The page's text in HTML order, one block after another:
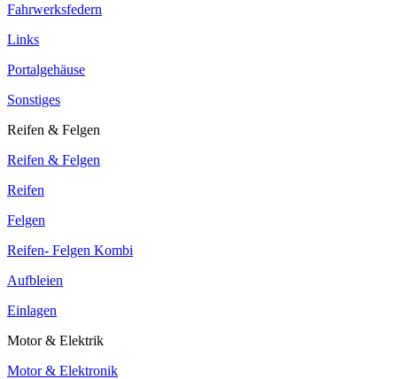
Fahrwerksfedern
Links
Portalgehäuse
Sonstiges
Reifen & Felgen
Reifen & Felgen
Reifen
Felgen
Reifen- Felgen Kombi
Aufbleien
Einlagen
Motor & Elektrik
Motor & Elektronik